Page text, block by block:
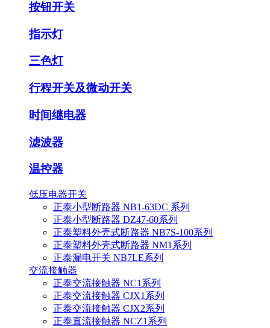
按钮开关
指示灯
三色灯
行程开关及微动开关
时间继电器
滤波器
温控器
低压电器开关
正泰小型断路器 NB1-63DC 系列
正泰小型断路器 DZ47-60系列
正泰塑料外壳式断路器 NB7S-100系列
正泰塑料外壳式断路器 NM1系列
正泰漏电开关 NB7LE系列
交流接触器
正泰交流接触器 NC1系列
正泰交流接触器 CJX1系列
正泰交流接触器 CJX2系列
正泰直流接触器 NCZ1系列